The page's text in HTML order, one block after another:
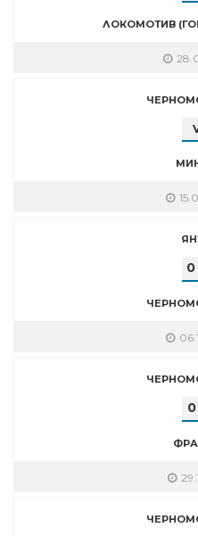
ЛОКОМОТИВ
0
0